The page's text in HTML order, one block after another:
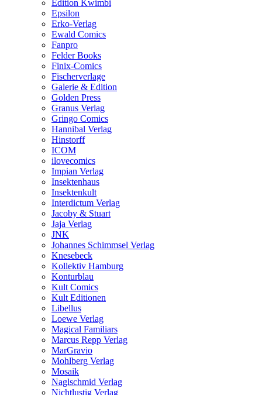
Edition Kwimbi
Epsilon
Erko-Verlag
Ewald Comics
Fanpro
Felder Books
Finix-Comics
Fischerverlage
Galerie & Edition
Golden Press
Granus Verlag
Gringo Comics
Hannibal Verlag
Hinstorff
ICOM
ilovecomics
Impian Verlag
Insektenhaus
Insektenkult
Interdictum Verlag
Jacoby & Stuart
Jaja Verlag
JNK
Johannes Schimmsel Verlag
Knesebeck
Kollektiv Hamburg
Konturblau
Kult Comics
Kult Editionen
Libellus
Loewe Verlag
Magical Familiars
Marcus Repp Verlag
MarGravio
Mohlberg Verlag
Mosaik
Naglschmid Verlag
Nichtlustig Verlag